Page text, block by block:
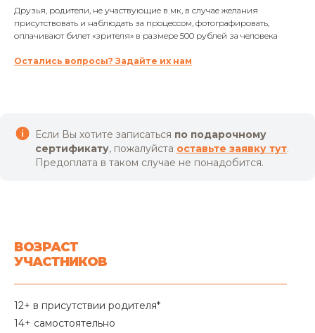
Друзья, родители, не участвующие в мк, в случае желания
присутствовать и наблюдать за процессом, фотографировать,
оплачивают билет «зрителя» в размере 500 рублей за человека
Остались вопросы? Задайте их нам
Если Вы хотите записаться по подарочному
сертификату, пожалуйста оставьте заявку тут.
Предоплата в таком случае не понадобится.
ВОЗРАСТ
УЧАСТНИКОВ
12+ в присутствии родителя*
14+ самостоятельно